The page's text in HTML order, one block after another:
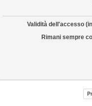
Validità dell'accesso
Rimani sempre